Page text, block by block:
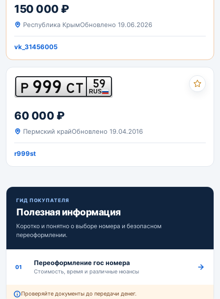
150 000 ₽
Республика КрымОбновлено 19.06.2026
vk_31456005
Р 999 СТ 59
RUS
60 000 ₽
Пермский крайОбновлено 19.04.2016
r999st
ГИД ПОКУПАТЕЛЯ
Полезная информация
Коротко и понятно о выборе номера и безопасном
переоформлении.
01
Переоформление гос номера
Стоимость, время и различные нюансы
Проверяйте документы до передачи денег.